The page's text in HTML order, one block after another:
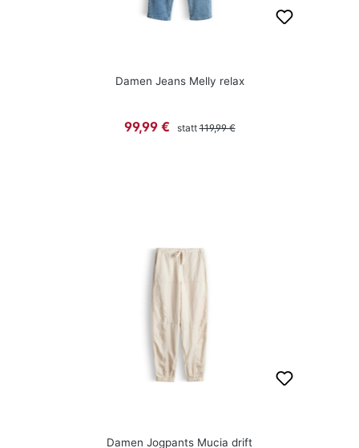
Damen Jeans Melly relax
Verkaufspreis:
99,99 € stattRegulärer Preis:
119,99 €
Damen Jogpants Mucia drift